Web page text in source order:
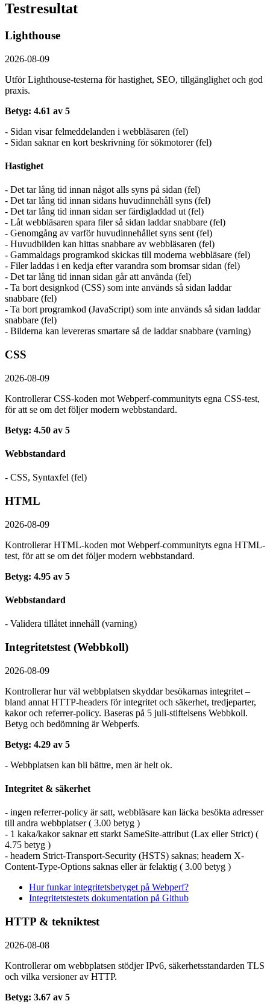
Testresultat
Lighthouse
2026-08-09
Utför Lighthouse-testerna för hastighet, SEO, tillgänglighet och god
praxis.
Betyg: 4.61 av 5
- Sidan visar felmeddelanden i webbläsaren (fel)
- Sidan saknar en kort beskrivning för sökmotorer (fel)
Hastighet
- Det tar lång tid innan något alls syns på sidan (fel)
- Det tar lång tid innan sidans huvudinnehåll syns (fel)
- Det tar lång tid innan sidan ser färdigladdad ut (fel)
- Låt webbläsaren spara filer så sidan laddar snabbare (fel)
- Genomgång av varför huvudinnehållet syns sent (fel)
- Huvudbilden kan hittas snabbare av webbläsaren (fel)
- Gammaldags programkod skickas till moderna webbläsare (fel)
- Filer laddas i en kedja efter varandra som bromsar sidan (fel)
- Det tar lång tid innan sidan går att använda (fel)
- Ta bort designkod (CSS) som inte används så sidan laddar
snabbare (fel)
- Ta bort programkod (JavaScript) som inte används så sidan laddar
snabbare (fel)
- Bilderna kan levereras smartare så de laddar snabbare (varning)
CSS
2026-08-09
Kontrollerar CSS-koden mot Webperf-communityts egna CSS-test,
för att se om det följer modern webbstandard.
Betyg: 4.50 av 5
Webbstandard
- CSS, Syntaxfel (fel)
HTML
2026-08-09
Kontrollerar HTML-koden mot Webperf-communityts egna HTML-
test, för att se om det följer modern webbstandard.
Betyg: 4.95 av 5
Webbstandard
- Validera tillåtet innehåll (varning)
Integritetstest (Webbkoll)
2026-08-09
Kontrollerar hur väl webbplatsen skyddar besökarnas integritet –
bland annat HTTP-headers för integritet och säkerhet, tredjeparter,
kakor och referrer-policy. Baseras på 5 juli-stiftelsens Webbkoll.
Betyg och bedömning är Webperfs.
Betyg: 4.29 av 5
- Webbplatsen kan bli bättre, men är helt ok.
Integritet & säkerhet
- ingen referrer-policy är satt, webbläsare kan läcka besökta adresser
till andra webbplatser ( 3.00 betyg )
- 1 kaka/kakor saknar ett starkt SameSite-attribut (Lax eller Strict) (
4.75 betyg )
- headern Strict-Transport-Security (HSTS) saknas; headern X-
Content-Type-Options saknas eller är felaktig ( 3.00 betyg )
Hur funkar integritetsbetyget på Webperf?
Integritetstestets dokumentation på Github
HTTP & tekniktest
2026-08-08
Kontrollerar om webbplatsen stödjer IPv6, säkerhets­standarden TLS
och vilka versioner av HTTP.
Betyg: 3.67 av 5